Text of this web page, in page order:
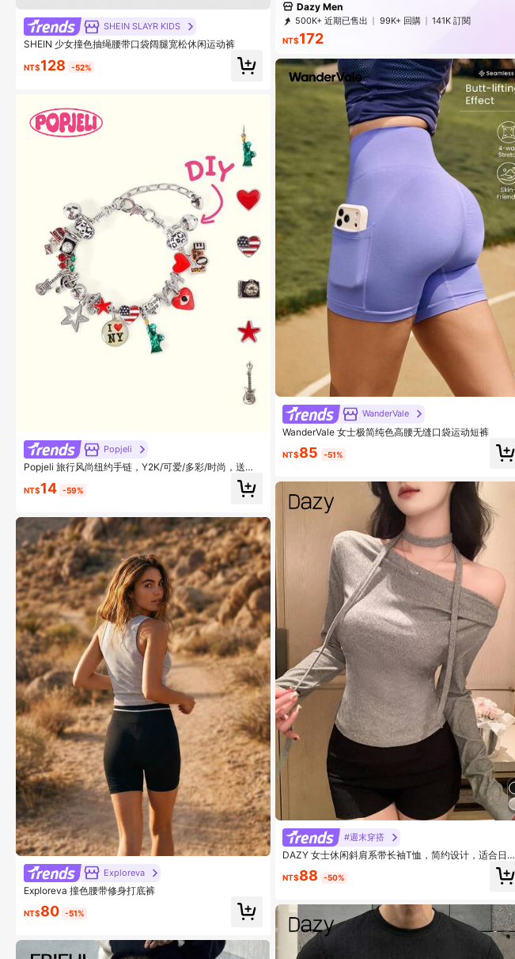
SHEIN SLAYR KIDS
SHEIN 少女撞色抽绳腰带口袋阔腿宽松休闲运动裤
NT$128 -52%
Popjeli
Popjeli 旅行风尚纽约手链，Y2K/可爱/多彩/时尚，送给
妈妈/女士/女孩/母亲，夏季/海滩/舞会/派对/度假/旅行，
粉色，心形
NT$14 -59%
Exploreva
Exploreva 撞色腰带修身打底裤
NT$80 -51%
Dazy Men
500K+ 近期已售出 99K+ 回購 141K 訂閱
NT$172
WanderVale
WanderVale 女士极简纯色高腰无缝口袋运动短裤
NT$85 -51%
#週末穿搭
DAZY 女士休闲斜肩系带长袖T恤，简约设计，适合日常
NT$88 -50%